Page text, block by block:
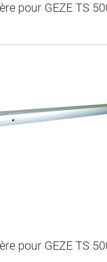
pour GEZE TS
pour GEZE TS